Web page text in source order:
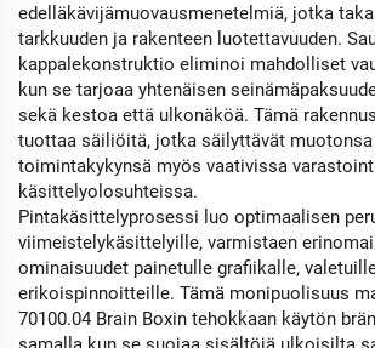
edelläkävijämuovausmenetelmiä, jotka
tarkkuuden ja rakenteen luotettavuuden.
kappalekonstruktio eliminoi mahdolliset
kun se tarjoaa yhtenäisen
sekä kestoa että ulkonäköä. Tämä
tuottaa säiliöitä, jotka säilyttävät muotonsa
toimintakykynsä myös vaativissa
käsittelyolosuhteissa.
Pintakäsittelyprosessi luo optimaalisen
viimeistelykäsittelyille, varmistaen
ominaisuudet painetulle grafiikalle,
erikoispinnoitteille. Tämä monipuolisuus
70100.04 Brain Boxin tehokkaan käytön